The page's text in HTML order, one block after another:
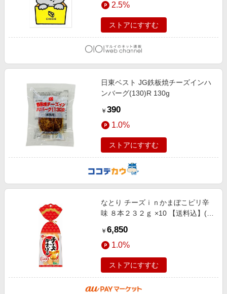
2.5%
ストアにすすむ
日東ベスト JG鉄板焼チーズインハ
ンバーグ(130)R 130g
￥ 390
1.0%
ストアにすすむ
なとり チーズｉｎかまぼこピリ辛
味 ８本２３２ｇ ×10 【送料込】(一
￥ 6,850
1.0%
ストアにすすむ